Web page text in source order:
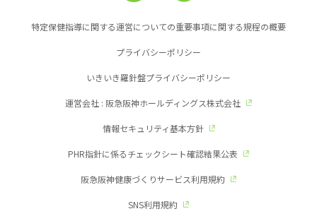
特定保健指導に関する運営についての重要事項に関する規程の概要
プライバシーポリシー
いきいき羅針盤プライバシーポリシー
運営会社 : 阪急阪神ホールディングス株式会社
情報セキュリティ基本方針
PHR指針に係るチェックシート確認結果公表
阪急阪神健康づくりサービス利用規約
SNS利用規約